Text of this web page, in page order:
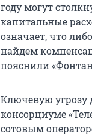
году могут
капитальные
означает, что
найдем
пояснили
Ключевую угрозу
консорциуме
сотовым